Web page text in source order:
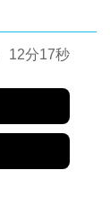
12分17秒